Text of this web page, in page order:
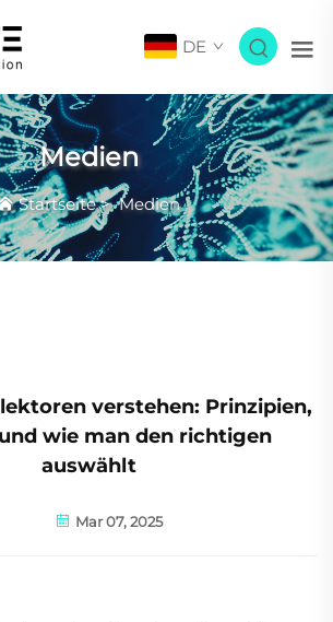
DE
Medien
Startseite>Medien
verstehen: Prinzipien,
wie man den richtigen
auswählt
Mar 07, 2025